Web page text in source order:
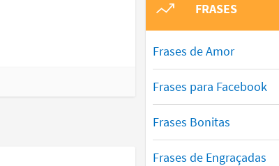
FRASES
Frases de Amor
Frases para Facebook
Frases Bonitas
Frases de Engraçadas